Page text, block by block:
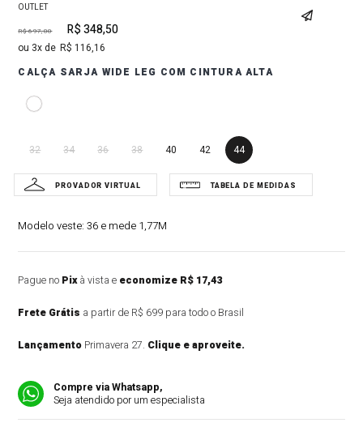
OUTLET
R$ 697,00 R$ 348,50
3 R$ 116,16
CALÇA SARJA WIDE LEG COM CINTURA ALTA
32 34 36 38 40 42 44
Modelo veste:36 e mede 1,77M
Pague no Pixà vista e economize R$ 17,43
Frete Grátis a partir de R$ 699 para todo o Brasil
Lançamento Primavera 27. Clique e aproveite.
Compre via Whatsapp,
Seja atendido por um especialista